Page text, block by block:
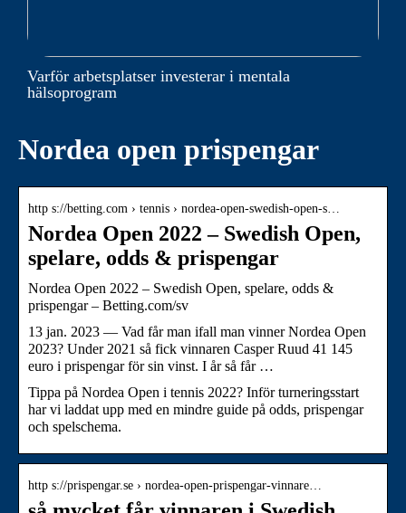
Varför arbetsplatser investerar i mentala
hälsoprogram
Nordea open prispengar
http s://betting.com › tennis › nordea-open-swedish-open-s…
Nordea Open 2022 – Swedish Open,
spelare, odds & prispengar
Nordea Open 2022 – Swedish Open, spelare, odds &
prispengar – Betting.com/sv
13 jan. 2023 — Vad får man ifall man vinner Nordea Open
2023? Under 2021 så fick vinnaren Casper Ruud 41 145
euro i prispengar för sin vinst. I år så får …
Tippa på Nordea Open i tennis 2022? Inför turneringsstart
har vi laddat upp med en mindre guide på odds, prispengar
och spelschema.
http s://prispengar.se › nordea-open-prispengar-vinnare…